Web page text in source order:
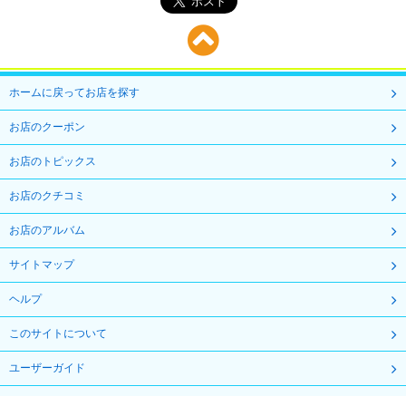
ホームに戻ってお店を探す
お店のクーポン
お店のトピックス
お店のクチコミ
お店のアルバム
サイトマップ
ヘルプ
このサイトについて
ユーザーガイド